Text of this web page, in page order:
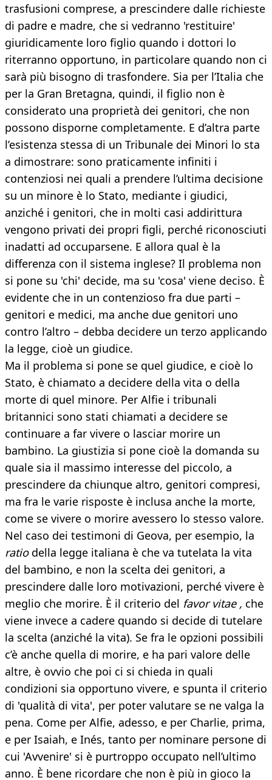
trasfusioni comprese, a prescindere dalle richieste
di padre e madre, che si vedranno 'restituire'
giuridicamente loro figlio quando i dottori lo
riterranno opportuno, in particolare quando non ci
sarà più bisogno di trasfondere. Sia per l’Italia che
per la Gran Bretagna, quindi, il figlio non è
considerato una proprietà dei genitori, che non
possono disporne completamente. E d’altra parte
l’esistenza stessa di un Tribunale dei Minori lo sta
a dimostrare: sono praticamente infiniti i
contenziosi nei quali a prendere l’ultima decisione
su un minore è lo Stato, mediante i giudici,
anziché i genitori, che in molti casi addirittura
vengono privati dei propri figli, perché riconosciuti
inadatti ad occuparsene. E allora qual è la
differenza con il sistema inglese? Il problema non
si pone su 'chi' decide, ma su 'cosa' viene deciso. È
evidente che in un contenzioso fra due parti –
genitori e medici, ma anche due genitori uno
contro l’altro – debba decidere un terzo applicando
la legge, cioè un giudice.
Ma il problema si pone se quel giudice, e cioè lo
Stato, è chiamato a decidere della vita o della
morte di quel minore. Per Alfie i tribunali
britannici sono stati chiamati a decidere se
continuare a far vivere o lasciar morire un
bambino. La giustizia si pone cioè la domanda su
quale sia il massimo interesse del piccolo, a
prescindere da chiunque altro, genitori compresi,
ma fra le varie risposte è inclusa anche la morte,
come se vivere o morire avessero lo stesso valore.
Nel caso dei testimoni di Geova, per esempio, la
ratiodella legge italiana è che va tutelata la vita
del bambino, e non la scelta dei genitori, a
prescindere dalle loro motivazioni, perché vivere è
meglio che morire. È il criterio del favor vitae , che
viene invece a cadere quando si decide di tutelare
la scelta (anziché la vita). Se fra le opzioni possibili
c’è anche quella di morire, e ha pari valore delle
altre, è ovvio che poi ci si chieda in quali
condizioni sia opportuno vivere, e spunta il criterio
di 'qualità di vita', per poter valutare se ne valga la
pena. Come per Alfie, adesso, e per Charlie, prima,
e per Isaiah, e Inés, tanto per nominare persone di
cui 'Avvenire' si è purtroppo occupato nell’ultimo
anno. È bene ricordare che non è più in gioco la